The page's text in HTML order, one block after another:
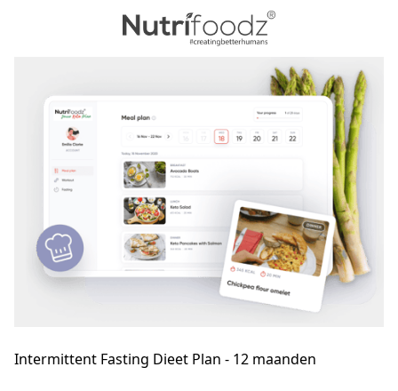
Intermittent Fasting Dieet Plan - 12 maanden